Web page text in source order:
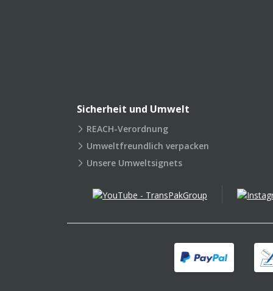
Sicherheit und Umwelt
REACH-Verordnung
Umweltfreundlich verpacken
Unsere Umweltsignets